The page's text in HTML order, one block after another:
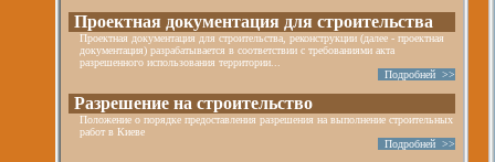
Проектная документация для строительства
Проектная документация для строительства, реконструкции (далее - проектная
документация) разрабатывается в соответствии с требованиями акта
разрешенного использования территории...
Подробней >>
Разрешение на строительство
Положение о порядке предоставления разрешения на выполнение строительных
работ в Киеве
Подробней >>